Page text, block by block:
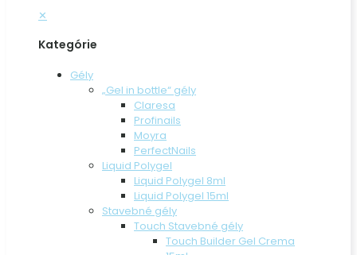
✕
Kategórie
Gély
„Gel in bottle“ gély
Claresa
Profinails
Moyra
PerfectNails
Liquid Polygel
Liquid Polygel 8ml
Liquid Polygel 15ml
Stavebné gély
Touch Stavebné gély
Touch Builder Gel Crema